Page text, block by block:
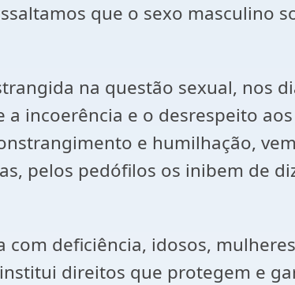
que o sexo masculino
na questão sexual, nos
incoerência e o desrespeito
e humilhação,
pelos pedófilos os inibem de
deficiência, idosos,
direitos que protegem e